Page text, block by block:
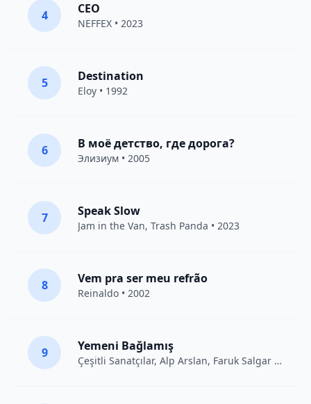
4 CEO
NEFFEX • 2023
5 Destination
Eloy • 1992
6 В моё детство, где дорога?
Элизиум • 2005
7 Speak Slow
Jam in the Van, Trash Panda • 2023
8 Vem pra ser meu refrão
Reinaldo • 2002
9 Yemeni Bağlamış
Çeşitli Sanatçılar, Alp Arslan, Faruk Salgar • 2012